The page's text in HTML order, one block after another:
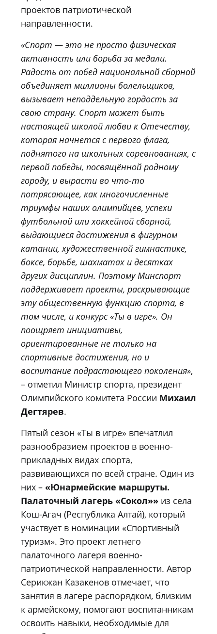
проектов патриотической
направленности.
«Спорт — это не просто физическая
активность или борьба за медали.
Радость от побед национальной сборной
объединяет миллионы болельщиков,
вызывает неподдельную гордость за
свою страну. Спорт может быть
настоящей школой любви к Отечеству,
которая начнется с первого флага,
поднятого на школьных соревнованиях, с
первой победы, посвящённой родному
городу, и вырасти во что-то
потрясающее, как многочисленные
триумфы наших олимпийцев, успехи
футбольной или хоккейной сборной,
выдающиеся достижения в фигурном
катании, художественной гимнастике,
боксе, борьбе, шахматах и десятках
других дисциплин. Поэтому Минспорт
поддерживает проекты, раскрывающие
эту общественную функцию спорта, в
том числе, и конкурс «Ты в игре». Он
поощряет инициативы,
ориентированные не только на
спортивные достижения, но и
воспитание подрастающего поколения»,
– отметил Министр спорта, президент
Олимпийского комитета России Михаил
Дегтярев.
Пятый сезон «Ты в игре» впечатлил
разнообразием проектов в военно-
прикладных видах спорта,
развивающихся по всей стране. Один из
них – «Юнармейские маршруты.
Палаточный лагерь «Сокол»» из села
Кош-Агач (Республика Алтай), который
участвует в номинации «Спортивный
туризм». Это проект летнего
палаточного лагеря военно-
патриотической направленности. Автор
Серикжан Казакенов отмечает, что
занятия в лагере распорядком, близким
к армейскому, помогают воспитанникам
освоить навыки, необходимые для